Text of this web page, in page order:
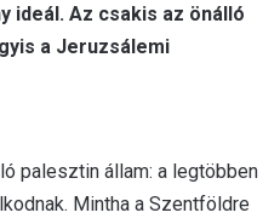
ideál. Az csakis az önálló
a Jeruzsálemi
palesztin állam: a legtöbben
Mintha a Szentföldre